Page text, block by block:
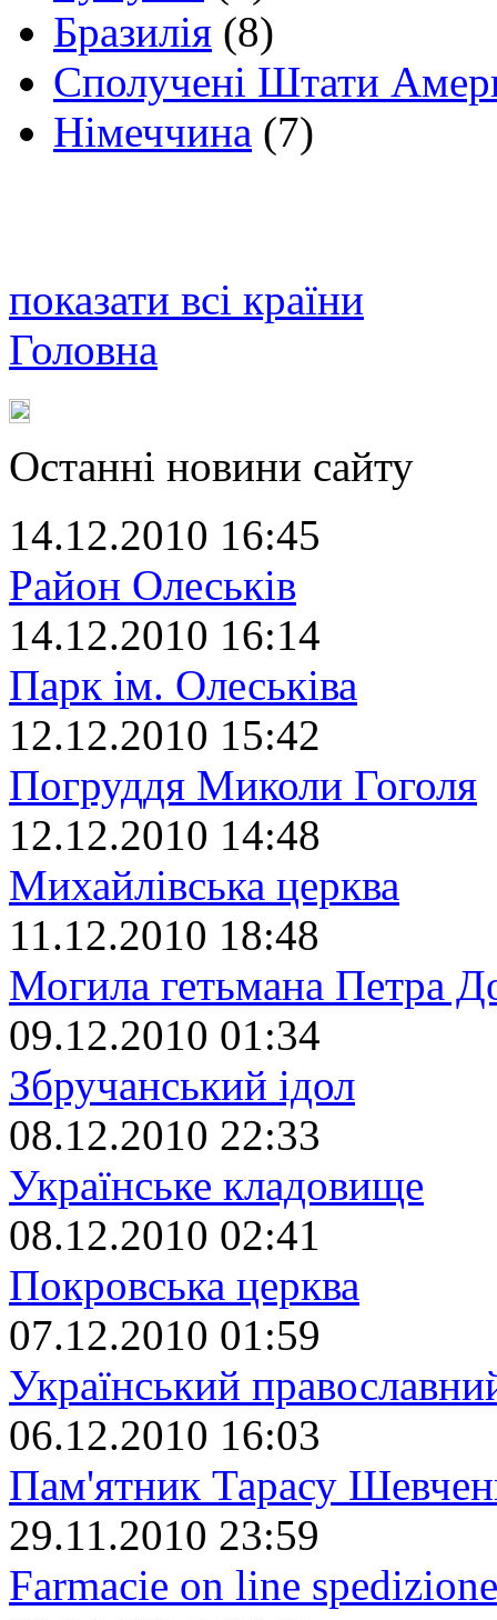
Бразилія (8)
Сполучені Штати
Німеччина (7)
показати всі країни
Головна
Останні новини сайту
14.12.2010 16:45
Район Олеськів
14.12.2010 16:14
Парк ім. Олеськіва
12.12.2010 15:42
Погруддя Миколи Гоголя
12.12.2010 14:48
Михайлівська церква
11.12.2010 18:48
Могила гетьмана Петра
09.12.2010 01:34
Збручанський ідол
08.12.2010 22:33
Українське кладовище
08.12.2010 02:41
Покровська церква
07.12.2010 01:59
Український
06.12.2010 16:03
Пам'ятник Тарасу
29.11.2010 23:59
Farmacie on line